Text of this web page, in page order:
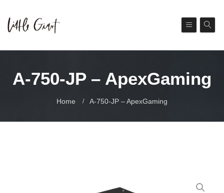
A-750-JP – ApexGaming
Home A-750-JP – ApexGaming